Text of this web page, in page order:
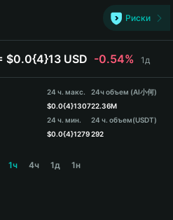
Риски
$0.0{4}13 USD -0.54% 1д
24 ч. макс.
$0.0{4}1307
24 ч. мин.
$0.0{4}1279
24ч объем (AI小何)
22.36M
24 ч. объем(USDT)
292
1ч 4ч 1д 1н